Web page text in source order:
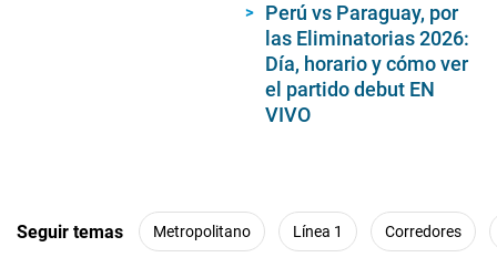
Perú vs Paraguay, por
las Eliminatorias 2026:
Día, horario y cómo ver
el partido debut EN
VIVO
Seguir temas Metropolitano Línea 1 Corredores